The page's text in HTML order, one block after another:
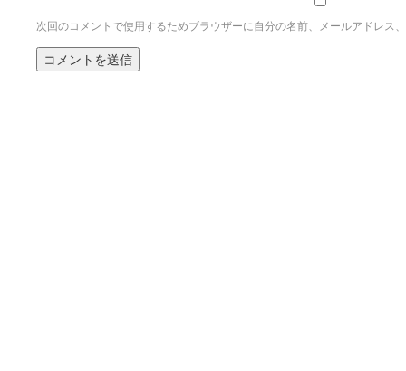
次回のコメントで使用するためブラウザーに自分の名前、メールアドレス